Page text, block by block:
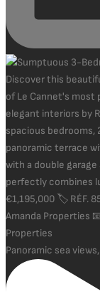
Panoramic sea